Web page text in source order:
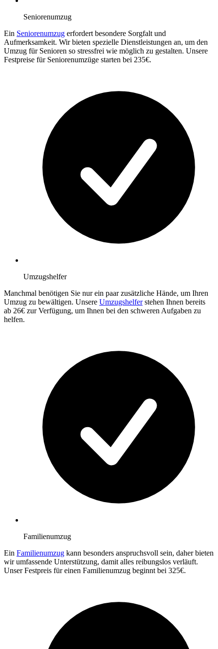
Seniorenumzug
Ein Seniorenumzug erfordert besondere Sorgfalt und
Aufmerksamkeit. Wir bieten spezielle Dienstleistungen an, um den
Umzug für Senioren so stressfrei wie möglich zu gestalten. Unsere
Festpreise für Seniorenumzüge starten bei 235€.
Umzugshelfer
Manchmal benötigen Sie nur ein paar zusätzliche Hände, um Ihren
Umzug zu bewältigen. Unsere Umzugshelferstehen Ihnen bereits
ab 26€ zur Verfügung, um Ihnen bei den schweren Aufgaben zu
helfen.
Familienumzug
Ein Familienumzug kann besonders anspruchsvoll sein, daher bieten
wir umfassende Unterstützung, damit alles reibungslos verläuft.
Unser Festpreis für einen Familienumzug beginnt bei 325€.